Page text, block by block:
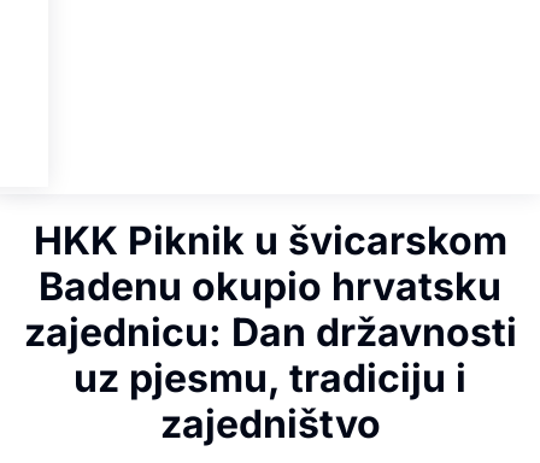
HKK Piknik u švicarskom
Badenu okupio hrvatsku
zajednicu: Dan državnosti
uz pjesmu, tradiciju i
zajedništvo